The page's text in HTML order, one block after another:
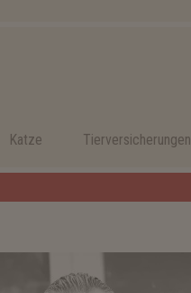
Katze Tierversicherungen